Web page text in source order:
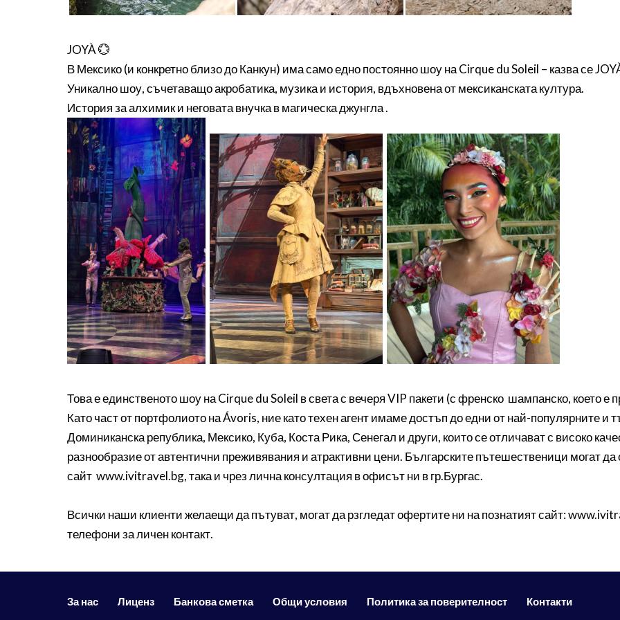
JOYÀ 💮
В Мексико (и конкретно близо до Канкун) има само едно постоянно шоу на Cirque du Soleil – казва се
Уникално шоу, съчетаващо акробатика, музика и история, вдъхновена от мексиканската култура.
История за алхимик и неговата внучка в магическа джунгла .
Това е единственото шоу на Cirque du Soleil в света с вечеря VIP пакети (с френско шампанско, което е
Като част от портфолиото на Ávoris, ние като техен агент имаме достъп до едни от най-популярните и
Доминиканска република, Мексико, Куба, Коста Рика, Сенегал и други, които се отличават с високо
разнообразие от автентични преживявания и атрактивни цени. Българските пътешественици могат да
сайт www.ivitravel.bg, така и чрез лична консултация в офисът ни в гр.Бургас.
Всички наши клиенти желаещи да пътуват, могат да рзгледат офертите ни на познатият сайт:
телефони за личен контакт.
За нас Лиценз Банкова сметка Общи условия Политика за поверителност Контакти